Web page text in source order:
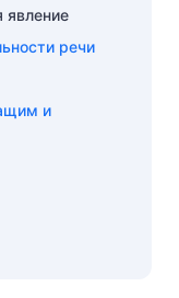
явление
речи
и